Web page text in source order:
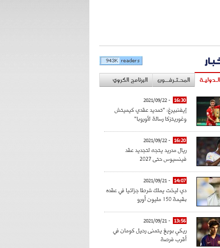
المحـتـرفــون البرنامج الكروي
16:30
- 2021/09/22
إيفنبيرغ: "تمديد عقدي كيميتش
وغوريتزكا رسالة لأوروبا"
16:20
- 2021/09/22
ريال مدريد يتجه لتجديد عقد
فينسيوس حتى 2027
14:07
- 2021/09/21
دي ليخت يملك شرطا جزائيا في عقده
بقيمة 150 مليون أورو
13:56
- 2021/09/21
ريكي بويغ يتمنى رحيل كومان في
أقرب فرصة